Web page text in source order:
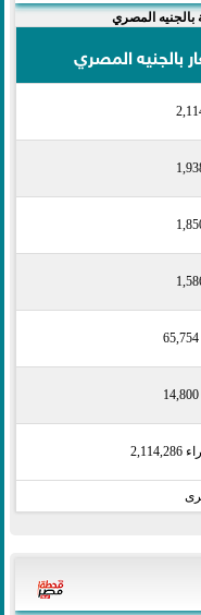
المصري
بالجنيه المصري